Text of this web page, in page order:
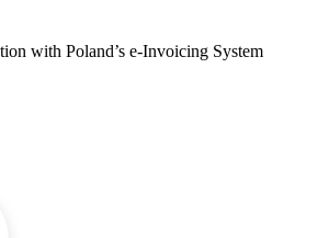
with Poland’s e-Invoicing System